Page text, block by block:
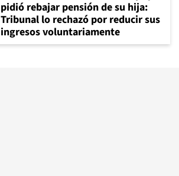
pidió rebajar pensión de su hija:
Tribunal lo rechazó por reducir sus
ingresos voluntariamente